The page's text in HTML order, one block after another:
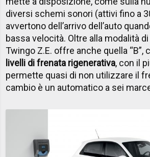
diversi schemi sonori (attivi fino a
avvertono dell’arrivo dell’auto
bassa velocità. Oltre alla modalità
Twingo Z.E. offre anche quella “B”,
livelli di frenata rigenerativa, con il
permette quasi di non utilizzare il
cambio è un automatico a sei